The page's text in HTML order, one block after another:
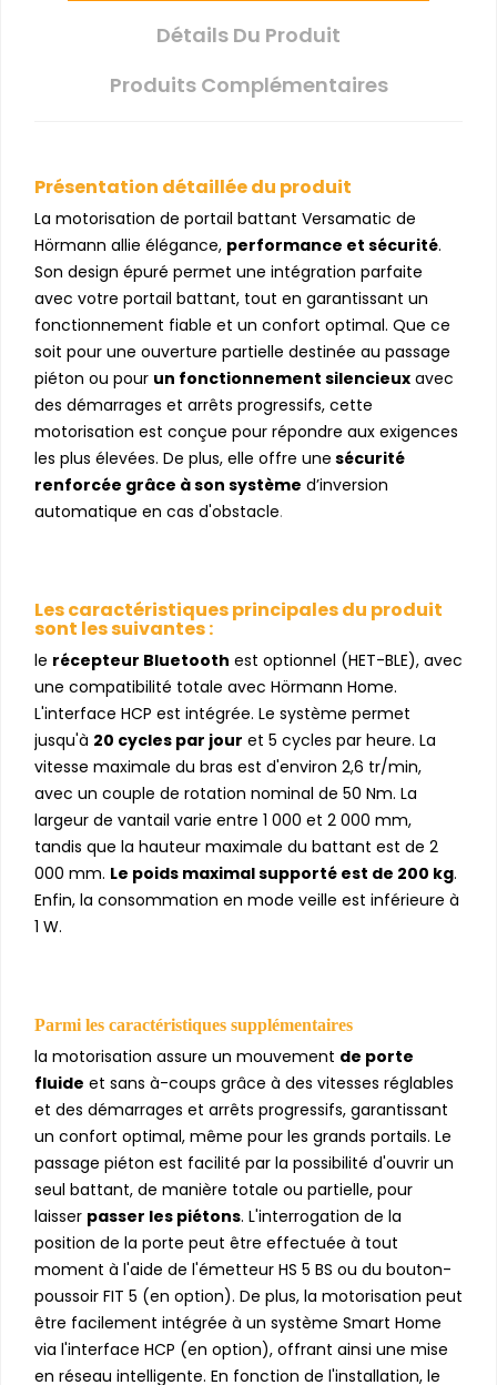
Détails Du Produit
Produits Complémentaires
Présentation détaillée du produit
La motorisation de portail battant Versamatic de
Hörmann allie élégance, performance et sécurité.
Son design épuré permet une intégration parfaite
avec votre portail battant, tout en garantissant un
fonctionnement fiable et un confort optimal. Que ce
soit pour une ouverture partielle destinée au passage
piéton ou pour un fonctionnement silencieux avec
des démarrages et arrêts progressifs, cette
motorisation est conçue pour répondre aux exigences
les plus élevées. De plus, elle offre une sécurité
renforcée grâce à son système d’inversion
automatique en cas d'obstacle.
Les caractéristiques principales du produit
sont les suivantes :
le récepteur Bluetooth est optionnel (HET-BLE), avec
une compatibilité totale avec Hörmann Home.
L'interface HCP est intégrée. Le système permet
jusqu'à 20 cycles par jour et 5 cycles par heure. La
vitesse maximale du bras est d'environ 2,6 tr/min,
avec un couple de rotation nominal de 50 Nm. La
largeur de vantail varie entre 1 000 et 2 000 mm,
tandis que la hauteur maximale du battant est de 2
000 mm. Le poids maximal supporté est de 200 kg.
Enfin, la consommation en mode veille est inférieure à
1 W.
Parmi les caractéristiques supplémentaires
la motorisation assure un mouvement de porte
fluide et sans à-coups grâce à des vitesses réglables
et des démarrages et arrêts progressifs, garantissant
un confort optimal, même pour les grands portails. Le
passage piéton est facilité par la possibilité d'ouvrir un
seul battant, de manière totale ou partielle, pour
laisser passer les piétons. L'interrogation de la
position de la porte peut être effectuée à tout
moment à l'aide de l'émetteur HS 5 BS ou du bouton-
poussoir FIT 5 (en option). De plus, la motorisation peut
être facilement intégrée à un système Smart Home
via l'interface HCP (en option), offrant ainsi une mise
en réseau intelligente. En fonction de l'installation, le